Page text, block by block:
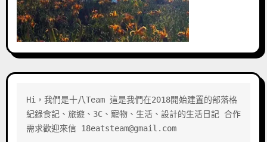
Hi，我們是十八Team 這是我們在2018開始建置的部落格
紀錄食記、旅遊、3C、寵物、生活、設計的生活日記 合作
需求歡迎來信 18eatsteam@gmail.com